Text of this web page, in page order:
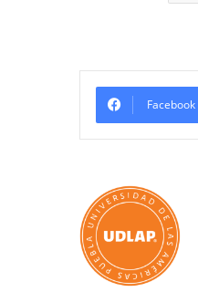
Facebook